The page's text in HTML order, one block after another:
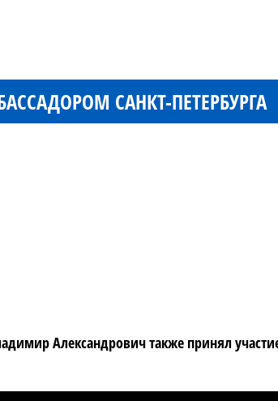
САНКТ-ПЕТЕРБУРГА
Александрович также принял